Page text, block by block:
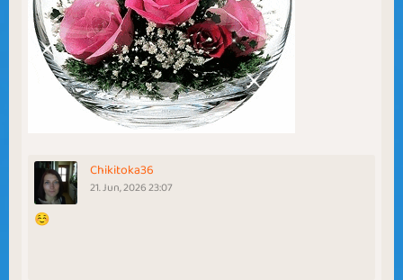
Chikitoka36
21. Jun, 2026 23:07
☺